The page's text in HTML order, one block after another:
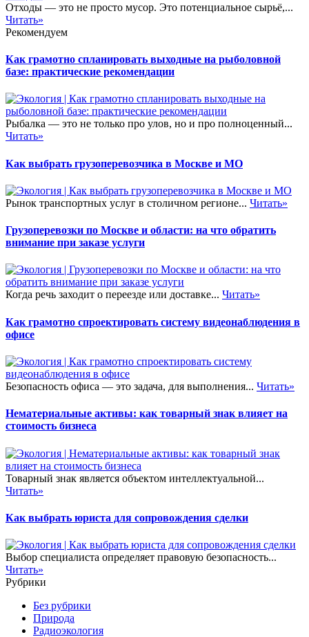
Отходы — это не просто мусор. Это потенциальное сырьё,...
Читать»
Рекомендуем
Как грамотно спланировать выходные на рыболовной
базе: практические рекомендации
Рыбалка — это не только про улов, но и про полноценный...
Читать»
Как выбрать грузоперевозчика в Москве и МО
Рынок транспортных услуг в столичном регионе... Читать»
Грузоперевозки по Москве и области: на что обратить
внимание при заказе услуги
Когда речь заходит о переезде или доставке... Читать»
Как грамотно спроектировать систему видеонаблюдения в
офисе
Безопасность офиса — это задача, для выполнения... Читать»
Нематериальные активы: как товарный знак влияет на
стоимость бизнеса
Товарный знак является объектом интеллектуальной...
Читать»
Как выбрать юриста для сопровождения сделки
Выбор специалиста определяет правовую безопасность...
Читать»
Рубрики
Без рубрики
Природа
Радиоэкология